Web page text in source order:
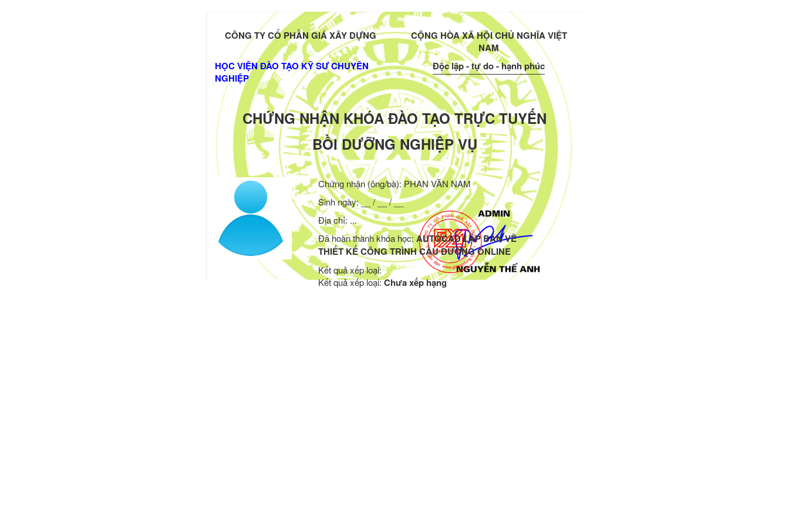
CÔNG TY CỔ PHẦN GIÁ XÂY DỰNG
CỘNG HÒA XÃ HỘI CHỦ NGHĨA VIỆT
NAM
HỌC VIỆN ĐÀO TẠO KỸ SƯ CHUYÊN
NGHIỆP
Độc lập - tự do - hạnh phúc
CHỨNG NHẬN KHÓA ĐÀO TẠO TRỰC TUYẾN
BỒI DƯỠNG NGHIỆP VỤ
Chứng nhận (ông/bà):PHAN VĂN NAM
Sinh ngày: __ / __ / __
Địa chỉ: ...
Đã hoàn thành khóa học:AUTOCAD LẬP BẢN VẼ
THIẾT KẾ CÔNG TRÌNH CẦU ĐƯỜNG ONLINE
Kết quả xếp loại:
Kết quả xếp loại:Chưa xếp hạng